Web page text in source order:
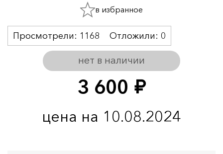
3 600 руб.
цена на 10.08.2024
нет в наличии
Просмотрели: 1168 Отложили: 0
в избранное